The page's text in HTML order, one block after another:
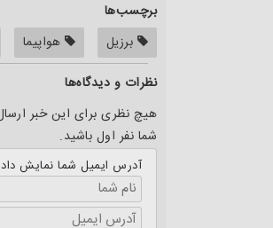
برچسب‌ها
برزیل
هواپیما
نظرات و دیدگاه‌ها
هیچ نظری برای این خبر
شما نفر اول باشید.
آدرس ایمیل شما نمایش